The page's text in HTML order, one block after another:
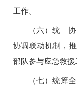
工作。
（六）统一
协调联动机制，
部队参与应急救援
（七）统筹